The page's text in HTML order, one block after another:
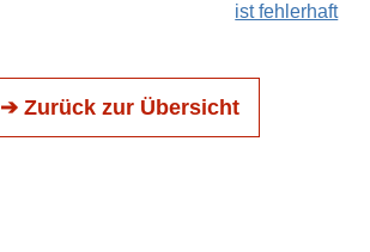
ist fehlerhaft
➔ Zurück zur Übersicht